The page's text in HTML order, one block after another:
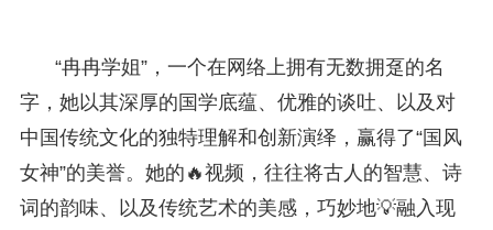
“冉冉学姐”，一个在网络上拥有无数拥趸的名
字，她以其深厚的国学底蕴、优雅的谈吐、以及对
中国传统文化的独特理解和创新演绎，赢得了“国风
女神”的美誉。她的🔥视频，往往将古人的智慧、诗
词的韵味、以及传统艺术的美感，巧妙地💡融入现